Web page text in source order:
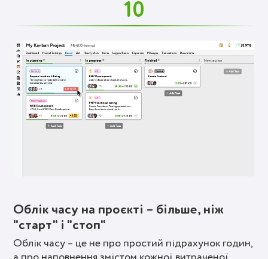
10
Облік часу на проєкті – більше, ніж
"старт" і "стоп"
Облік часу – це не про простий підрахунок годин,